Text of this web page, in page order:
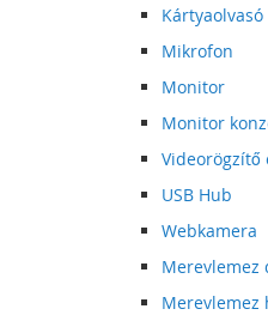
Kártyaolvasó
Mikrofon
Monitor
Monitor
Videorögzítő
USB Hub
Webkamera
Merevlemez
Merevlemez